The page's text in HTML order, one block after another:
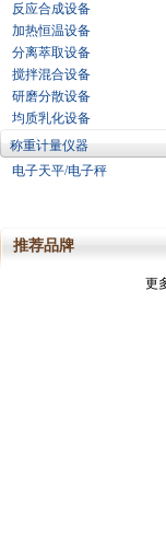
反应合成设备
加热恒温设备
分离萃取设备
搅拌混合设备
研磨分散设备
均质乳化设备
称重计量仪器
电子天平/电子秤
推荐品牌
更